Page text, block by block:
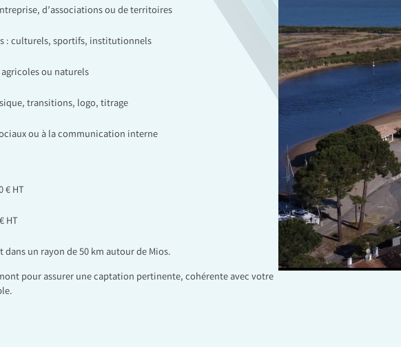
d’associations ou de territoires
: culturels, sportifs, institutionnels
ou naturels
transitions, logo, titrage
ou à la communication interne
€ HT
HT
un rayon de 50 km autour de Mios.
pour assurer une captation pertinente, cohérente avec votre